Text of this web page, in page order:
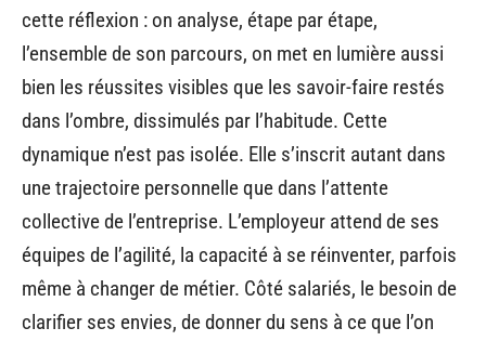
cette réflexion : on analyse, étape par étape,
l’ensemble de son parcours, on met en lumière aussi
bien les réussites visibles que les savoir-faire restés
dans l’ombre, dissimulés par l’habitude. Cette
dynamique n’est pas isolée. Elle s’inscrit autant dans
une trajectoire personnelle que dans l’attente
collective de l’entreprise. L’employeur attend de ses
équipes de l’agilité, la capacité à se réinventer, parfois
même à changer de métier. Côté salariés, le besoin de
clarifier ses envies, de donner du sens à ce que l’on